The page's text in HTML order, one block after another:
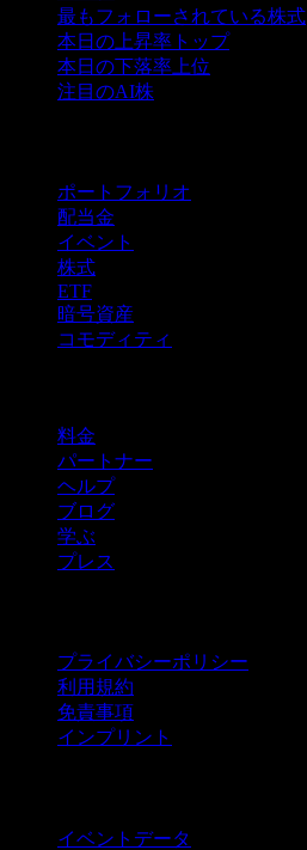
最もフォローされている株式
本日の上昇率トップ
本日の下落率上位
注目のAI株
ポートフォリオ
配当金
イベント
株式
ETF
暗号資産
コモディティ
料金
パートナー
ヘルプ
ブログ
学ぶ
プレス
プライバシーポリシー
利用規約
免責事項
インプリント
イベントデータ